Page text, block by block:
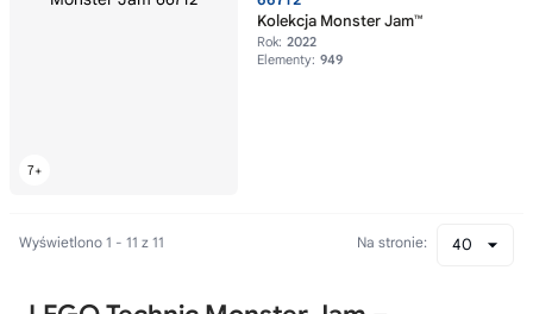
Kolekcja Monster Jam™
Rok: 2022
Elementy: 949
Wyświetlono 1 - 11 z 11 40
Na stronie: